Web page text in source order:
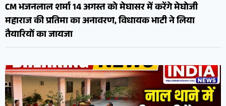
CM भजनलाल शर्मा 14 अगस्त को मेघासर में करेंगे मेघोजी
महाराज की प्रतिमा का अनावरण, विधायक भाटी ने लिया
तैयारियों का जायजा